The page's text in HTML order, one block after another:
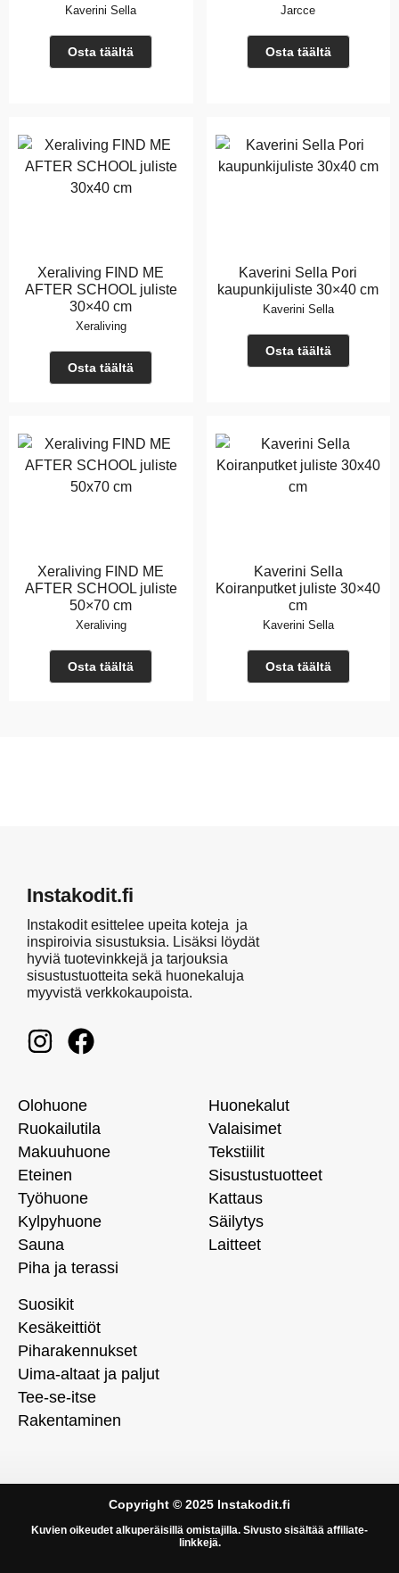
Kaverini Sella
Osta täältä
Jarcce
Osta täältä
Xeraliving FIND ME
AFTER SCHOOL juliste
30×40 cm
Xeraliving
Osta täältä
Kaverini Sella Pori
kaupunkijuliste 30×40 cm
Kaverini Sella
Osta täältä
Xeraliving FIND ME
AFTER SCHOOL juliste
50×70 cm
Xeraliving
Osta täältä
Kaverini Sella
Koiranputket juliste 30×40
cm
Kaverini Sella
Osta täältä
Instakodit.fi
Instakodit esittelee upeita koteja ja
inspiroivia sisustuksia. Lisäksi löydät
hyviä tuotevinkkejä ja tarjouksia
sisustustuotteita sekä huonekaluja
myyvistä verkkokaupoista.
Olohuone
Ruokailutila
Makuuhuone
Eteinen
Työhuone
Kylpyhuone
Sauna
Piha ja terassi
Huonekalut
Valaisimet
Tekstiilit
Sisustustuotteet
Kattaus
Säilytys
Laitteet
Suosikit
Kesäkeittiöt
Piharakennukset
Uima-altaat ja paljut
Tee-se-itse
Rakentaminen
Copyright © 2025 Instakodit.fi
Kuvien oikeudet alkuperäisillä omistajilla. Sivusto sisältää affiliate-
linkkejä.